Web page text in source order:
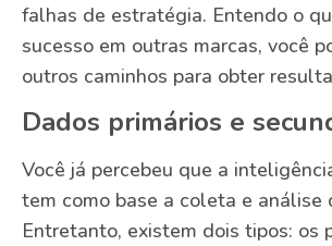
falhas de estratégia. Entendo o
sucesso em outras marcas, você
outros caminhos para obter
Dados primários e
Você já percebeu que a
tem como base a coleta e análise
Entretanto, existem dois tipos: os